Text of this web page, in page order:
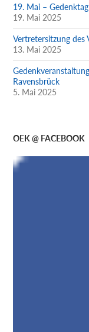
19. Mai –
19. Mai 2025
Vertretersitzung
13. Mai 2025
Ravensbrück
5. Mai 2025
OEK @ FACEBOOK